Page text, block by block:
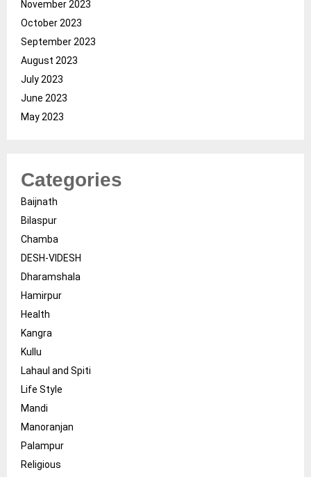
November 2023
October 2023
September 2023
August 2023
July 2023
June 2023
May 2023
Categories
Baijnath
Bilaspur
Chamba
DESH-VIDESH
Dharamshala
Hamirpur
Health
Kangra
Kullu
Lahaul and Spiti
Life Style
Mandi
Manoranjan
Palampur
Religious